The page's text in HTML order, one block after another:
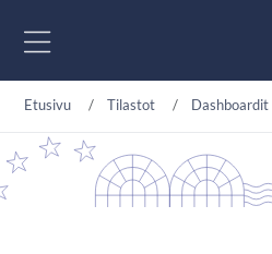
Etusivu Tilastot Dashboardit